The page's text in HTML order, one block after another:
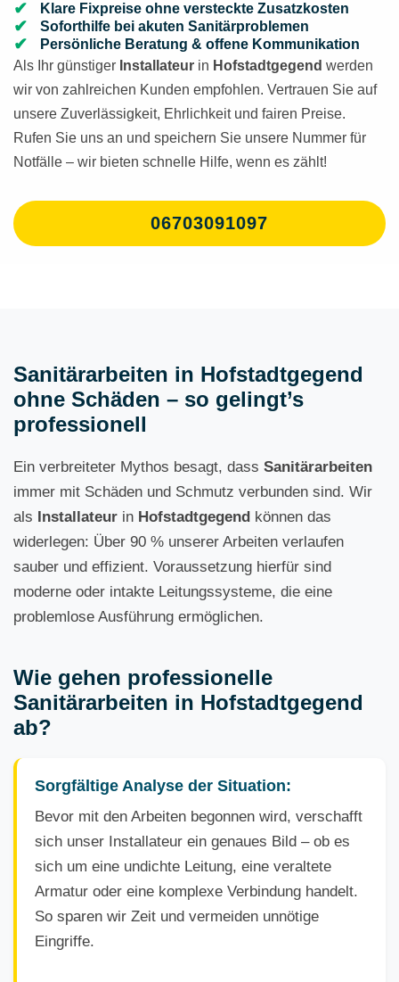
Klare Fixpreise ohne versteckte Zusatzkosten
Soforthilfe bei akuten Sanitärproblemen
Persönliche Beratung & offene Kommunikation
Als Ihr günstiger Installateur in Hofstadtgegend werden
wir von zahlreichen Kunden empfohlen. Vertrauen Sie auf
unsere Zuverlässigkeit, Ehrlichkeit und fairen Preise.
Rufen Sie uns an und speichern Sie unsere Nummer für
Notfälle – wir bieten schnelle Hilfe, wenn es zählt!
06703091097
Sanitärarbeiten in Hofstadtgegend
ohne Schäden – so gelingt’s
professionell
Ein verbreiteter Mythos besagt, dass Sanitärarbeiten
immer mit Schäden und Schmutz verbunden sind. Wir
als Installateur in Hofstadtgegend können das
widerlegen: Über 90 % unserer Arbeiten verlaufen
sauber und effizient. Voraussetzung hierfür sind
moderne oder intakte Leitungssysteme, die eine
problemlose Ausführung ermöglichen.
Wie gehen professionelle
Sanitärarbeiten in Hofstadtgegend
ab?
Sorgfältige Analyse der Situation:
Bevor mit den Arbeiten begonnen wird, verschafft
sich unser Installateur ein genaues Bild – ob es
sich um eine undichte Leitung, eine veraltete
Armatur oder eine komplexe Verbindung handelt.
So sparen wir Zeit und vermeiden unnötige
Eingriffe.